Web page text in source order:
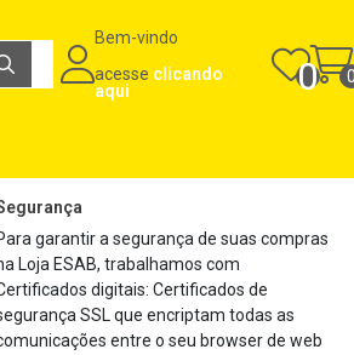
para Soldagem e Corte | Loja ESAB
Bem-vindo
acesse clicando
aqui
0
garantir a segurança de suas compras
Loja ESAB, trabalhamos com
digitais: Certificados de
SSL que encriptam todas as
entre o seu browser de web